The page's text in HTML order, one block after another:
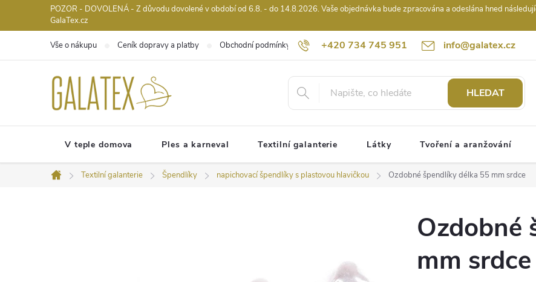
POZOR - DOVOLENÁ - Z důvodu dovolené v období od 6.8. - do 14.8.2026. Vaše objednávka bude zpracována a odeslána hned
GalaTex.cz
+420 734 745 951 info@galatex.cz
Vše o nákupu Ceník dopravy a platby Obchodní podmínky Podmínky ochrany osobních údajů Kontakty
HLEDAT
V teple domova Ples a karneval Textilní galanterie Látky Tvoření a aranžování
Domů
Textilní galanterie Špendlíky napichovací špendlíky s plastovou hlavičkou Ozdobné špendlíky délka 55 mm srdce
Ozdobné
mm srdce